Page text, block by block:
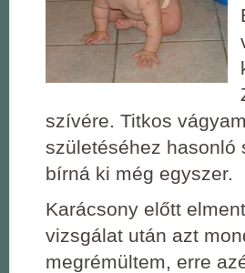
szívére. Titkos
születéséhez hasonló
bírná ki még egyszer.
Karácsony előtt
vizsgálat után azt
megrémültem, erre